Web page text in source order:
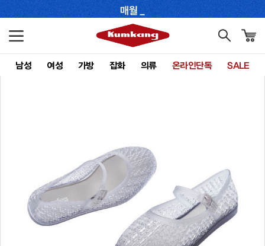
남성 여성 가방 잡화 의류 온라인단독 SALE